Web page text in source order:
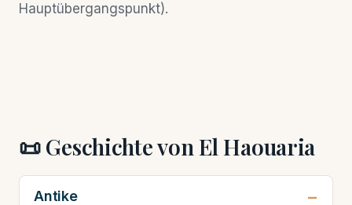
Hauptübergangspunkt).
📜 Geschichte von El Haouaria
Antike